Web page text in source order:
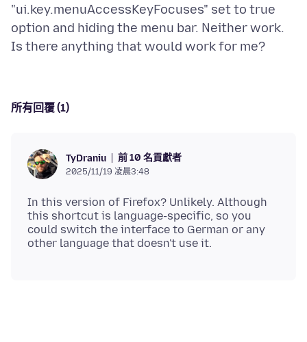
"ui.key.menuAccessKeyFocuses" set to true
option and hiding the menu bar. Neither work.
所有回覆 (1)
TyDraniu 前 10 名貢獻者
2025/11/19 凌晨3:48
In this version of Firefox? Unlikely. Although
this shortcut is language-specific, so you
could switch the interface to German or any